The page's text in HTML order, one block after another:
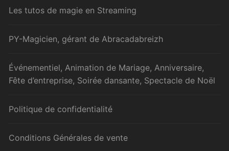
Les tutos de magie en Streaming
PY-Magicien, gérant de Abracadabreizh
Événementiel, Animation de Mariage, Anniversaire,
Fête d’entreprise, Soirée dansante, Spectacle de Noël
Politique de confidentialité
Conditions Générales de vente